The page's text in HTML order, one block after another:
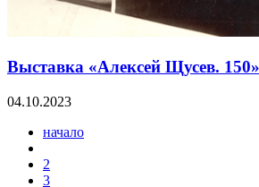
Выставка «Алексей Щусев.
04.10.2023
начало
2
3